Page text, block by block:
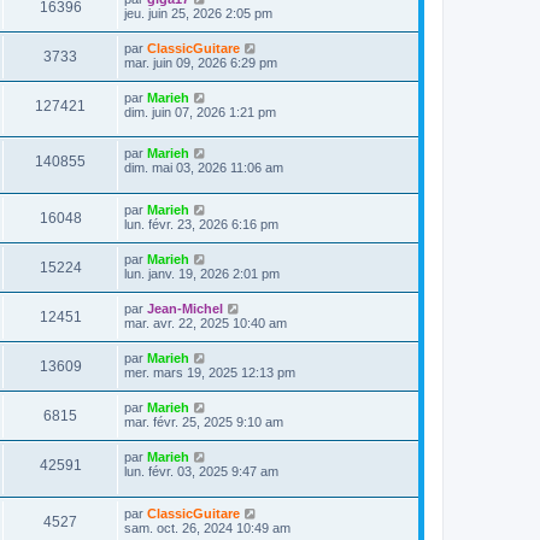
e
s
s
a
g
e
i
e
r
m
e
s
s
a
g
e
16396V
u
s
e
i
e
r
m
e
s
a
g
jeu. juin 25, 2026 2:05 pm
3733
u
D
e
i
e
r
m
e
s
s
a
g
par ClassicGuitare
mar. juin 09, 2026 6:29 pm
127421
u
s
D
e
n
i
e
m
e
s
s
a
g
par Marieh
dim. juin 07, 2026 1:21 pm
140855
u
D
e
n
i
e
e
s
s
a
g
e
par Marieh
dim. mai 03, 2026 11:06 am
16048V
u
D
e
i
e
r
m
e
s
s
a
g
e
par Marieh
lun. févr. 23, 2026 6:16 pm
15224V
u
s
D
e
i
e
r
m
e
s
s
a
g
e
par Marieh
lun. janv. 19, 2026 2:01 pm
12451
u
D
e
i
e
r
m
e
s
s
a
g
e
par Jean-Michel
mar. avr. 22, 2025 10:40 am
13609V
u
D
e
i
e
r
m
e
s
a
g
par Marieh
mer. mars 19, 2025 12:13 pm
6815
u
D
e
i
e
e
s
par Marieh
mar. févr. 25, 2025 9:10 am
42591
u
D
e
n
i
e
par Marieh
lun. févr. 03, 2025 9:47 am
4527
D
e
par ClassicGuitare
sam. oct. 26, 2024 10:49 am